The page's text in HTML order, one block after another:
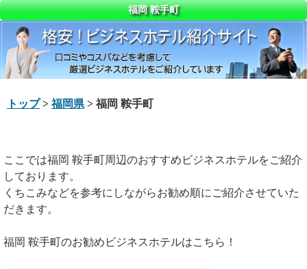
福岡 鞍手町
トップ>福岡県 > 福岡 鞍手町
ここでは福岡 鞍手町周辺のおすすめビジネスホテルをご紹介
しております。
くちこみなどを参考にしながらお勧め順にご紹介させていた
だきます。
福岡 鞍手町のお勧めビジネスホテルはこちら！